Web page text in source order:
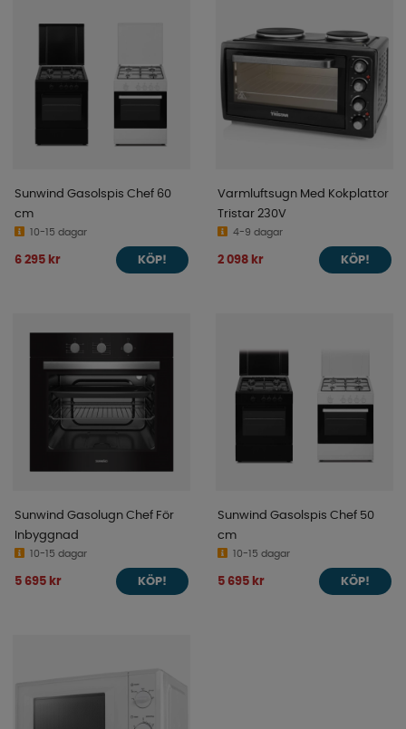
Sunwind Gasolspis Chef 60
cm
10-15 dagar
6 295 kr KÖP!
Varmluftsugn Med Kokplattor
Tristar 230V
4-9 dagar
2 098 kr KÖP!
Sunwind Gasolugn Chef För
Inbyggnad
10-15 dagar
5 695 kr KÖP!
Sunwind Gasolspis Chef 50
cm
10-15 dagar
5 695 kr KÖP!